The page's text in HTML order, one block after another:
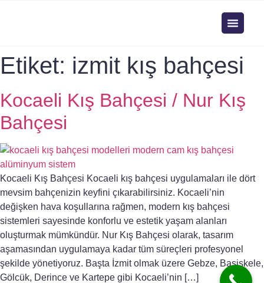
Etiket: izmit kış bahçesi
Kocaeli Kış Bahçesi / Nur Kış
Bahçesi
Kocaeli Kış Bahçesi Kocaeli kış bahçesi uygulamaları ile dört
mevsim bahçenizin keyfini çıkarabilirsiniz. Kocaeli’nin
değişken hava koşullarına rağmen, modern kış bahçesi
sistemleri sayesinde konforlu ve estetik yaşam alanları
oluşturmak mümkündür. Nur Kış Bahçesi olarak, tasarım
aşamasından uygulamaya kadar tüm süreçleri profesyonel
şekilde yönetiyoruz. Başta İzmit olmak üzere Gebze, Başiskele,
Gölcük, Derince ve Kartepe gibi Kocaeli’nin […]